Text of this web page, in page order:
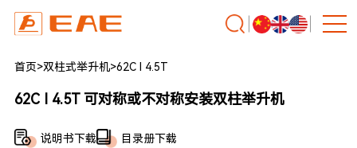
首页>双柱式举升机>62C I 4.5T
62C I 4.5T 可对称或不对称安装双柱举升机
说明书下载 目录册下载